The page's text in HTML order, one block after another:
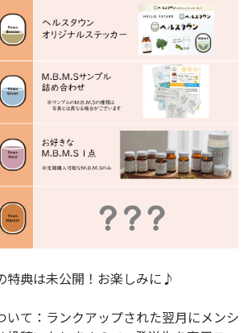
特典は未公開！お楽しみに♪
て：ランクアップされた翌月にメンシ